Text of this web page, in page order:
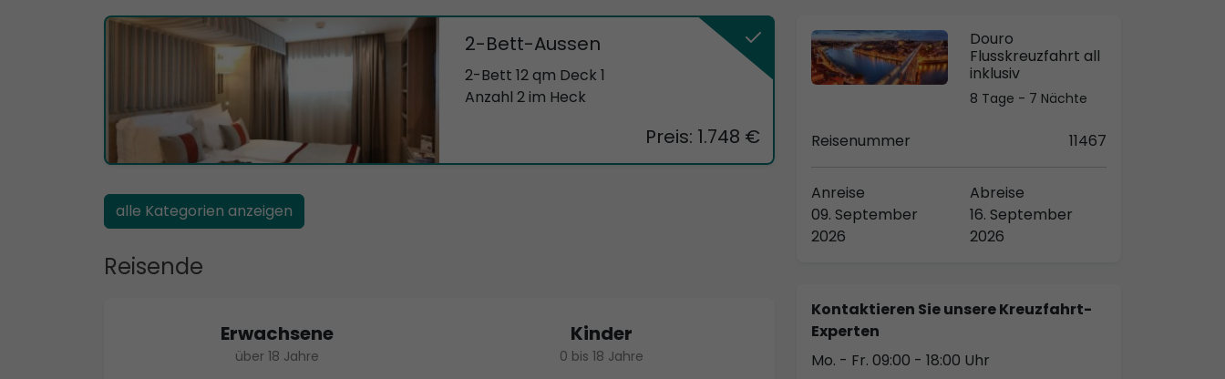
Douro
Flusskreuzfahrt all
inklusiv
8 Tage - 7 Nächte
Reisenummer 11467
Anreise
09. September
2026
Abreise
16. September
2026
Kontaktieren Sie unsere Kreuzfahrt-
Experten
Mo. - Fr. 09:00 - 18:00 Uhr
2-Bett-Aussen
2-Bett 12 qm Deck 1
Anzahl 2 im Heck
Preis: 1.748 €
alle Kategorien anzeigen
Reisende
Erwachsene
über 18 Jahre
Kinder
0 bis 18 Jahre